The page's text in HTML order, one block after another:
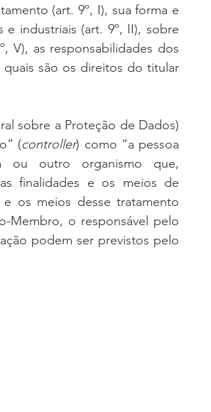
(art. 9º, I), sua forma e
industriais (art. 9º, II), sobre
V), as responsabilidades dos
quais são os direitos do titular
sobre a Proteção de Dados)
(controller) como “a pessoa
ou outro organismo que,
finalidades e os meios de
os meios desse tratamento
Membro, o responsável pelo
podem ser previstos pelo